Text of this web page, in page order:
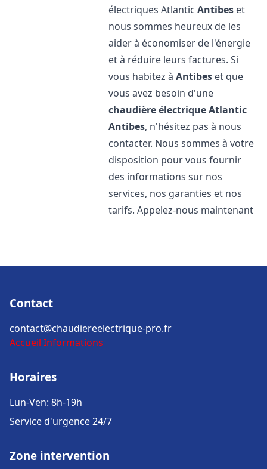
électriques AtlanticAntibes et
nous sommes heureux de les
aider à économiser de l'énergie
et à réduire leurs factures. Si
vous habitez àAntibes et que
vous avez besoin d'une
chaudière électrique Atlantic
Antibes, n'hésitez pas à nous
contacter. Nous sommes à votre
disposition pour vous fournir
des informations sur nos
services, nos garanties et nos
tarifs. Appelez-nous maintenant
Contact
contact@chaudiereelectrique-pro.fr
Accueil Informations
Horaires
Lun-Ven: 8h-19h
Service d'urgence 24/7
Zone intervention